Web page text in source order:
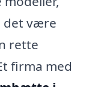
det være
rette
firma med